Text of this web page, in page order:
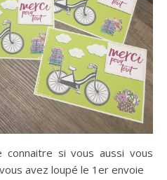
connaitre si vous aussi vous
avez loupé le 1er envoie